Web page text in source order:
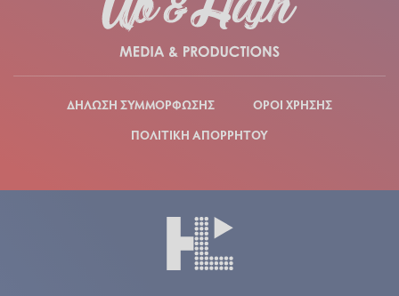
ΔΗΛΩΣΗ ΣΥΜΜΟΡΦΩΣΗΣ
ΟΡΟΙ ΧΡΗΣΗΣ
ΠΟΛΙΤΙΚΗ ΑΠΟΡΡΗΤΟΥ